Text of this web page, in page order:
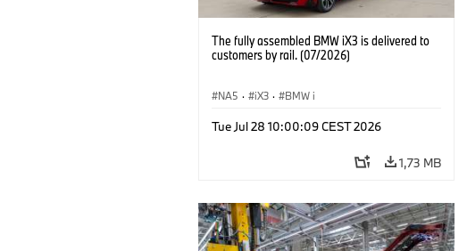
The fully assembled BMW iX3 is delivered to
customers by rail. (07/2026)
NA5 · iX3 · BMW i
Tue Jul 28 10:00:09 CEST 2026
1,73 MB